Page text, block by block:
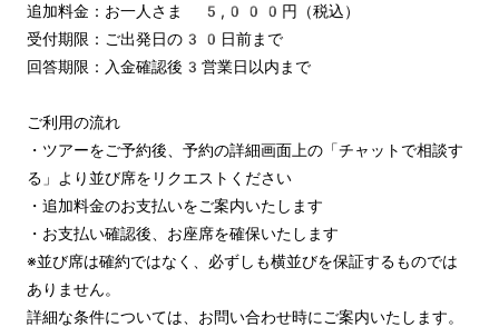
追加料金：お一人さま 5,000円（税込）
受付期限：ご出発日の30日前まで
回答期限：入金確認後3営業日以内まで
ご利用の流れ
・ツアーをご予約後、予約の詳細画面上の「チャットで相談す
る」より並び席をリクエストください
・追加料金のお支払いをご案内いたします
・お支払い確認後、お座席を確保いたします
※並び席は確約ではなく、必ずしも横並びを保証するものでは
ありません。
詳細な条件については、お問い合わせ時にご案内いたします。